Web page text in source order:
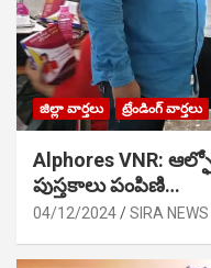
జిల్లా వార్తలు ట్రేండింగ్ వార్తలు
Alphores VNR:
పుస్తకాలు పంపిణి…
04/12/2024 SIRA NEWS